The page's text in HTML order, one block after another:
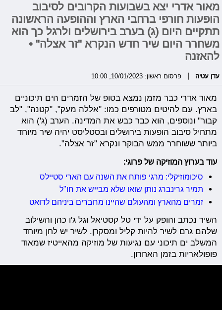
מאור אדרי יצא בשבועות הקרובים לסיבוב
הופעות חורפי ברחבי הארץ וההופעה הראשונה
תתקיים היום (ג) בערב בירושלים ולרגל כך הוא
משחרר היום שיר חדש הנקרא "זר אצלה" •
להאזנה
עדן עטיה פרסום ראשון: 10/01/2023, 10:00
מאור אדרי כבר מזמן נמצא בטופ של הזמרים הים תיכוניים
בארץ. עם להיטים מטורפים כמו: "אללה מעק", "קטנה", "לב
קבור" ונוספים, הוא כבר כבש את המדינה. הערב (ג') הוא
מתחיל סיבוב הופעות בירושלים ובסטליסט יהיה שיר מיוחד
ביותר ששוחרר ממש הבוקר ונקרא "זר אצלה".
עוד בערוץ המוזיקה של פרוגי:
סיכומוזיקלי: מרגי פותח את השנה עם הארי סטיילס
תמיר גרינברג נותן שואו שלא מבייש את חו"ל
זמרים מהארץ ומהעולם שהיינו מחברים ביניהם לדואט
השיר נכתב והופק על ידי טל קסטיאל וגל ג'ו כהן והשילוב
שלהם גרם לשיר להיות קליל ומסקרן. לשיר יש לחן מיוחד
המשלב ים תיכוני עם נגיעות של מוזיקה מהאייטיז שמאוד
פופולאריות בזמן האחרון.